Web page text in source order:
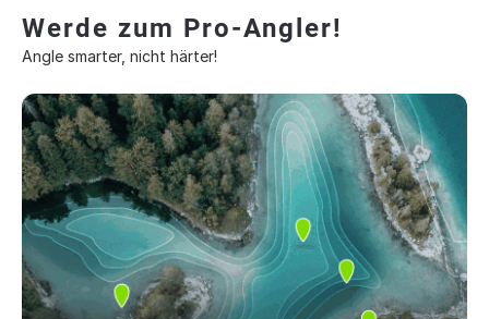
Werde zum Pro-Angler!
Angle smarter, nicht härter!